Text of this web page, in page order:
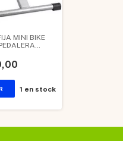
MINI BIKE
1 en stock